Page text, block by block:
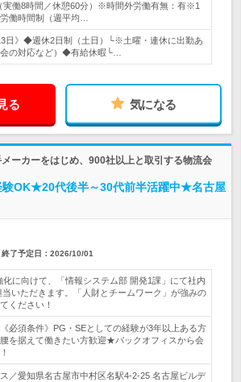
実働8時間／休憩60分）※時間外労働有無：有※1
働時間制（週平均…
日》◆週休2日制（土日）└※土曜・連休に出勤あ
会の対応など）◆有給休暇└…
る 気になる
ーカーをはじめ、900社以上と取引する物流会
験OK★20代後半～30代前半活躍中★名古屋
終了予定日： 2026/10/01
化に向けて、「情報システム部 開発1課」にて社内
当いただきます。「人財とチームワーク」が強みの
ください！
《必須条件》PG・SEとしての経験が3年以上ある方
を据えて働きたい方歓迎★バックオフィスから会
／愛知県名古屋市中村区名駅4-2-25 名古屋ビルデ